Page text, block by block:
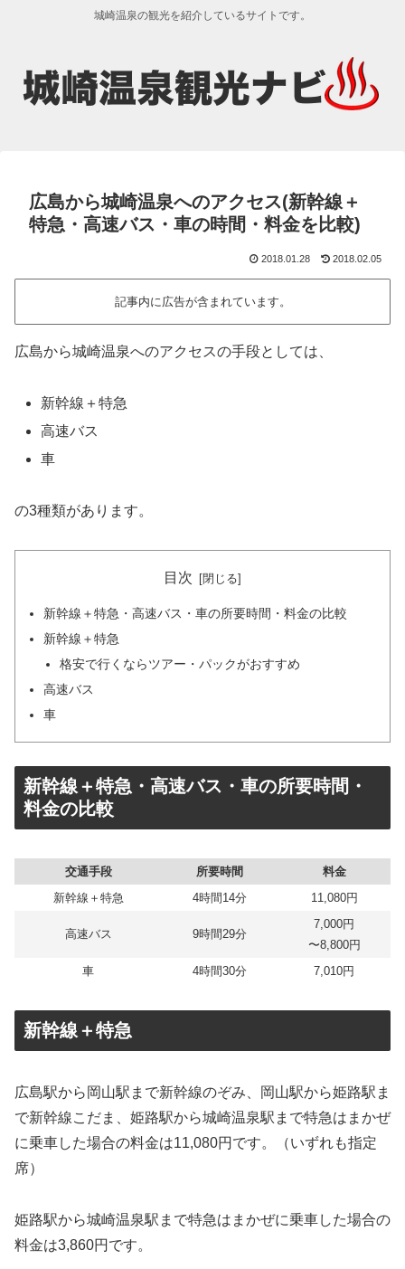
城崎温泉の観光を紹介しているサイトです。
広島から城崎温泉へのアクセス(新幹線＋
特急・高速バス・車の時間・料金を比較)
2018.01.28 2018.02.05
記事内に広告が含まれています。
広島から城崎温泉へのアクセスの手段としては、
新幹線＋特急
高速バス
車
の3種類があります。
目次
新幹線＋特急・高速バス・車の所要時間・料金の比較
新幹線＋特急
格安で行くならツアー・パックがおすすめ
高速バス
車
新幹線＋特急・高速バス・車の所要時間・
料金の比較
交通手段 所要時間
料金
新幹線＋特急
4時間14分 11,080円
高速バス 9時間29分
7,000円
〜8,800円
車
4時間30分 7,010円
新幹線＋特急
広島駅から岡山駅まで新幹線のぞみ、岡山駅から姫路駅ま
で新幹線こだま、姫路駅から城崎温泉駅まで特急はまかぜ
に乗車した場合の料金は11,080円です。（いずれも指定
席）
姫路駅から城崎温泉駅まで特急はまかぜに乗車した場合の
料金は3,860円です。